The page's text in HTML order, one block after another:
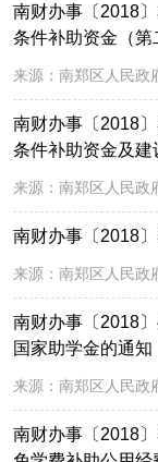
南财办事〔2018
条件补助资金（第
来源： 南郑区人民政
南财办事〔2018
条件补助资金及
来源： 南郑区人民政
南财办事〔2018
来源： 南郑区人民政
南财办事〔2018
国家助学金的通知
来源： 南郑区人民政
南财办事〔2018